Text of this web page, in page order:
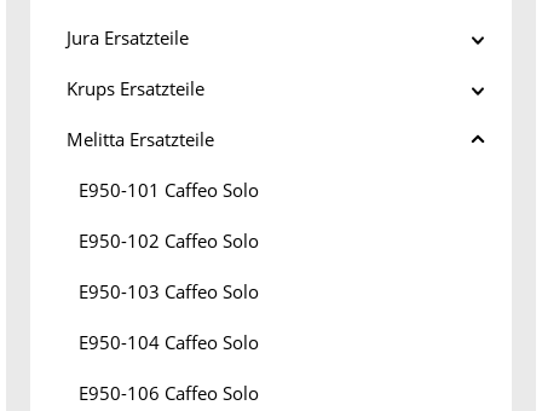
Jura Ersatzteile
Krups Ersatzteile
Melitta Ersatzteile
E950-101 Caffeo Solo
E950-102 Caffeo Solo
E950-103 Caffeo Solo
E950-104 Caffeo Solo
E950-106 Caffeo Solo